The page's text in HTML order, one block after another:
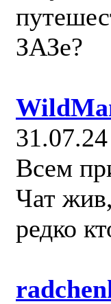
ЗАЗе?
Всем
Чат
редко